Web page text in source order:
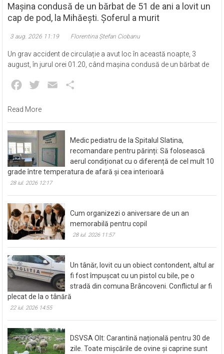
Mașina condusă de un bărbat de 51 de ani a lovit un
cap de pod, la Mihăești. Șoferul a murit
3 aug. 2026 11:19 Florentina Ștefan Ciobanu
Un grav accident de circulație a avut loc în această noapte, 3
august, în jurul orei 01.20, când mașina condusă de un bărbat de
Facebook
Twitter Email
Read More
Medic pediatru de la Spitalul Slatina,
recomandare pentru părinți: Să folosească
aerul condiționat cu o diferență de cel mult 10
grade între temperatura de afară și cea interioară
28 iul. 2026 12:17
Cum organizezi o aniversare de un an
memorabilă pentru copil
28 iul. 2026 11:57
Un tânăr, lovit cu un obiect contondent, altul ar
fi fost împușcat cu un pistol cu bile, pe o
stradă din comuna Brâncoveni. Conflictul ar fi
plecat de la o tânără
22 iul. 2026 14:55
DSVSA Olt: Carantină națională pentru 30 de
zile. Toate mișcările de ovine și caprine sunt